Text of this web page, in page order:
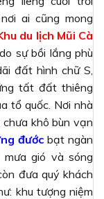
ai cũng mong
du lịch Mũi Cà
sự bồi lắng phù
đất hình chữ S,
tất đất thiêng
tổ quốc. Nơi nhà
khô bùn vạn
đước bạt ngàn
gió và sóng
đưa quý khách
khu tượng niệm